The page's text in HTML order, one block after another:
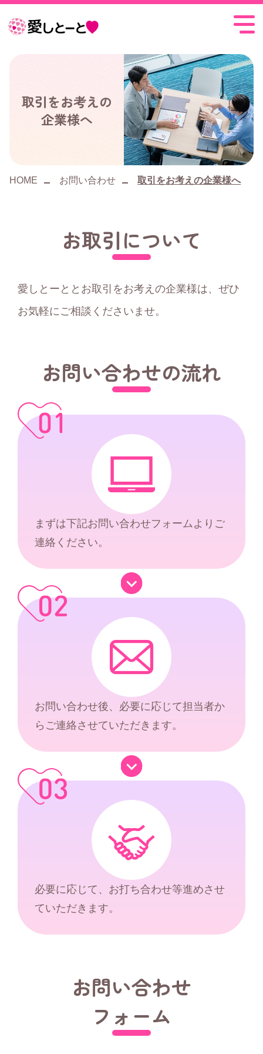
愛
取引をお考えの
企業様へ
HOME お問い合わせ 取引をお考えの企業様へ
お取引について
愛しとーととお取引をお考えの企業様は、ぜひ
お気軽にご相談くださいませ。
お問い合わせの流れ
まずは下記お問い合わせフォームよりご
連絡ください。
お問い合わせ後、必要に応じて担当者か
らご連絡させていただきます。
必要に応じて、お打ち合わせ等進めさせ
ていただきます。
お問い合わせ
フォーム